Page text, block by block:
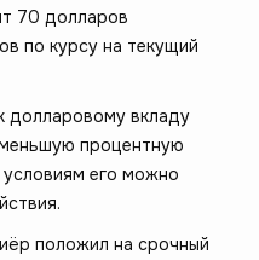
70 долларов
по курсу на текущий
долларовому вкладу
процентную
условиям его можно
положил на срочный